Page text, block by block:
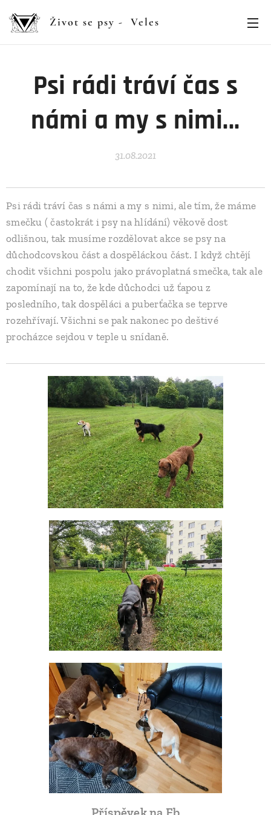
Život se psy - Veles
Psi rádi tráví čas s
námi a my s nimi...
31.08.2021
Psi rádi tráví čas s námi a my s nimi, ale tím, že máme
smečku ( častokrát i psy na hlídání) věkově dost
odlišnou, tak musíme rozdělovat akce se psy na
důchodcovskou část a dospěláckou část. I když chtějí
chodit všichni pospolu jako právoplatná smečka, tak ale
zapomínají na to, že kde důchodci už ťapou z
posledního, tak dospěláci a puberťačka se teprve
rozehřívají. Všichni se pak nakonec po deštivé
procházce sejdou v teple u snídaně.